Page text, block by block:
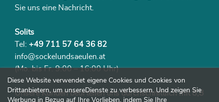
Sie uns eine Nachricht.
Solits
Tel: +49 711 57 64 36 82
info@sockelundsaeulen.at
(Mo. bis Fr. 9:00 – 16:00 Uhr)
Unsere Kunden beurteilen uns durchschnittlich mit 8,8
Diese Website verwendet eigene Cookies und Cookies von
Drittanbietern, um unsereDienste zu verbessern. Und zeigen Sie
Werbung in Bezug auf Ihre Vorlieben, indem Sie Ihre